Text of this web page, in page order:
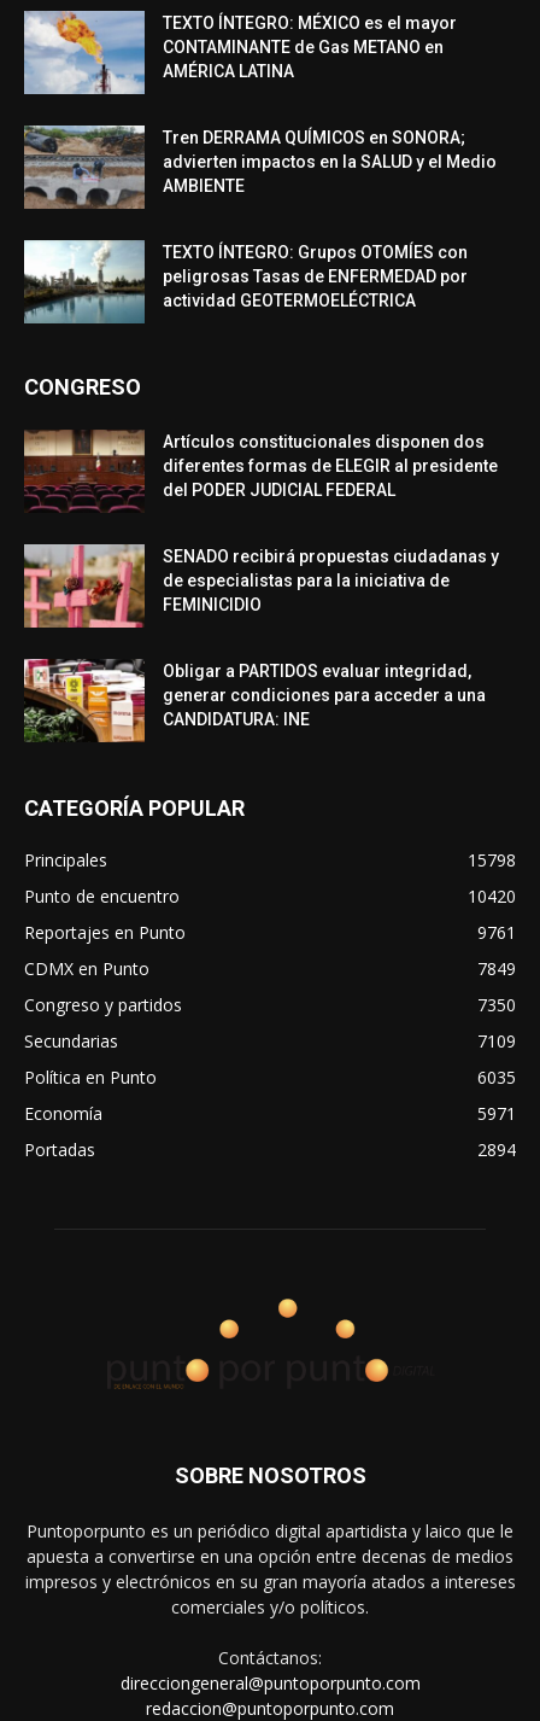
TEXTO ÍNTEGRO: MÉXICO es el mayor
CONTAMINANTE de Gas METANO en
AMÉRICA LATINA
Tren DERRAMA QUÍMICOS en SONORA;
advierten impactos en la SALUD y el Medio
AMBIENTE
TEXTO ÍNTEGRO: Grupos OTOMÍES con
peligrosas Tasas de ENFERMEDAD por
actividad GEOTERMOELÉCTRICA
CONGRESO
Artículos constitucionales disponen dos
diferentes formas de ELEGIR al presidente
del PODER JUDICIAL FEDERAL
SENADO recibirá propuestas ciudadanas y
de especialistas para la iniciativa de
FEMINICIDIO
Obligar a PARTIDOS evaluar integridad,
generar condiciones para acceder a una
CANDIDATURA: INE
CATEGORÍA POPULAR
Principales
15798
Punto de encuentro
10420
Reportajes en Punto
9761
CDMX en Punto
7849
Congreso y partidos
7350
Secundarias
7109
Política en Punto
6035
Economía
5971
Portadas
2894
SOBRE NOSOTROS
Puntoporpunto es un periódico digital apartidista y laico que le
apuesta a convertirse en una opción entre decenas de medios
impresos y electrónicos en su gran mayoría atados a intereses
comerciales y/o políticos.
Contáctanos:
direcciongeneral@puntoporpunto.com
redaccion@puntoporpunto.com